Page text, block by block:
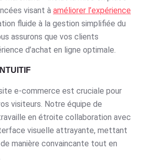
visant à améliorer l’expérience
fluide à la gestion simplifiée du
assurons que vos clients
d’achat en ligne optimale.
e-commerce est cruciale pour
visiteurs. Notre équipe de
en étroite collaboration avec
visuelle attrayante, mettant
manière convaincante tout en